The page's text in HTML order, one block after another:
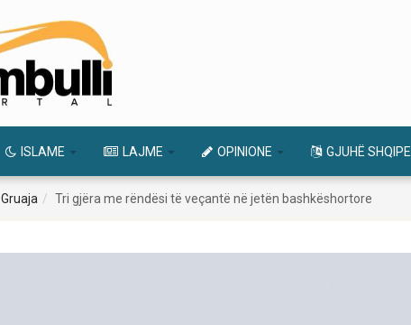
ISLAME LAJME OPINIONE GJUHË SHQIPE
Gruaja Tri gjëra me rëndësi të veçantë në jetën bashkëshortore